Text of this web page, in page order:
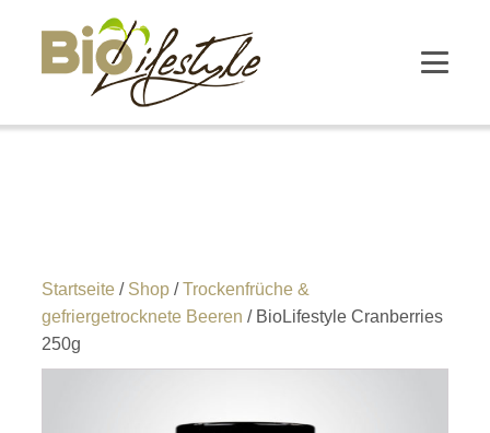
Startseite / Shop /Trockenfrüche &
gefriergetrocknete Beeren / BioLifestyle Cranberries
250g